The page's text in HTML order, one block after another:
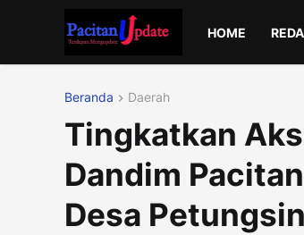
HOME
Beranda Daerah
Tingkatkan
Dandim
Desa